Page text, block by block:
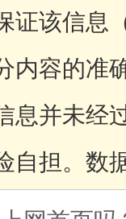
证该信息
内容的准
息并未经
自担。数